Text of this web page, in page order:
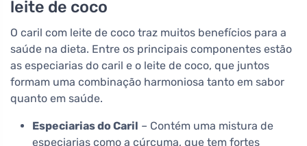
leite de coco
O caril com leite de coco traz muitos benefícios para a
saúde na dieta. Entre os principais componentes estão
as especiarias do caril e o leite de coco, que juntos
formam uma combinação harmoniosa tanto em sabor
quanto em saúde.
Especiarias do Caril – Contém uma mistura de
especiarias como a cúrcuma, que tem fortes